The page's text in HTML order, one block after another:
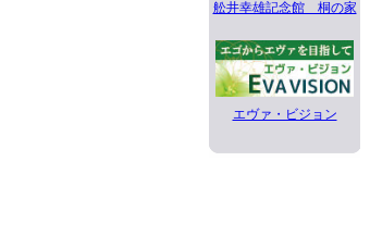
舩井幸雄記念館 桐の家
エヴァ・ビジョン